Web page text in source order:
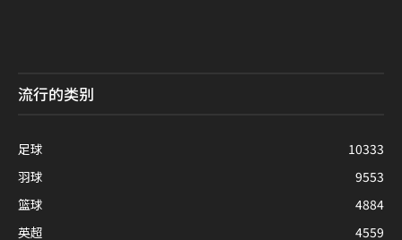
流行的类别
足球
10333
羽球
9553
篮球
4884
英超
4559